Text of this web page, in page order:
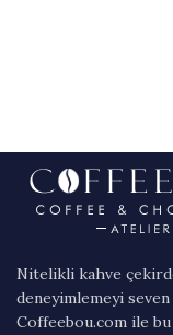
Nitelikli kahve
deneyimlemeyi
Coffeebou.com ile